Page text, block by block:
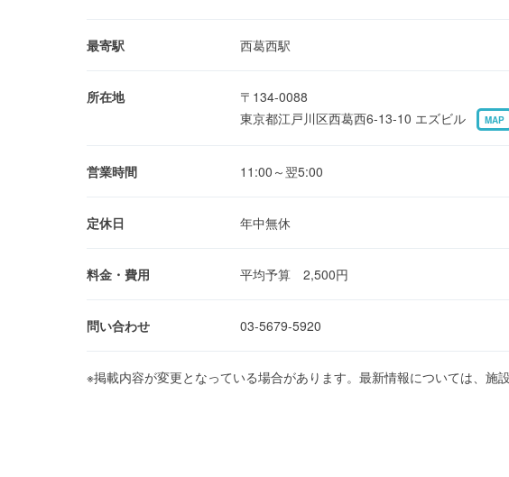
最寄駅 西葛西駅
所在地
〒134-0088
東京都江戸川区西葛西6-13-10 エズビル
MAP
営業時間 11:00～翌5:00
定休日 年中無休
料金・費用 平均予算 2,500円
問い合わせ 03-5679-5920
※掲載内容が変更となっている場合があります。最新情報については、施